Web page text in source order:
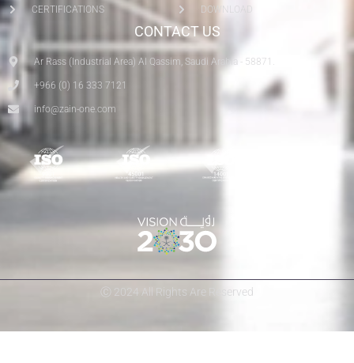
CERTIFICATIONS DOWNLOAD
CONTACT US
Ar Rass (Industrial Area) Al Qassim, Saudi Arabia - 58871.
+966 (0) 16 333 7121
info@zain-one.com
Ⓒ 2024 All Rights Are Reserved